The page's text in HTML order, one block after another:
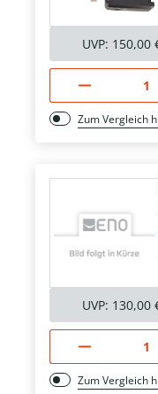
UVP: 150,00
Zum Vergleich
UVP: 130,00
Zum Vergleich